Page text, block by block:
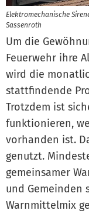
Elektromechanische
Sassenroth
Um die
Feuerwehr ihre
wird die
stattfindende
Trotzdem ist
funktionieren,
vorhanden ist.
genutzt.
gemeinsamer
und
Warnmittelmix